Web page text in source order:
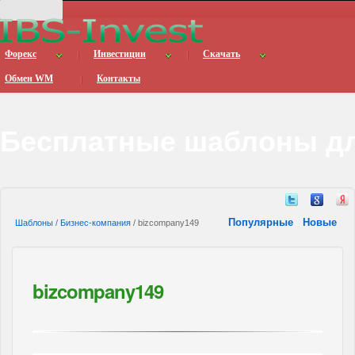
Форекс Инвестиции Скачать
Обмен WM Контакты
Шаблоны / Бизнес-компания / bizcompany149 Популярные Новые
bizcompany149